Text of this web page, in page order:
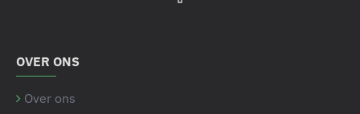
OVER ONS
Over ons